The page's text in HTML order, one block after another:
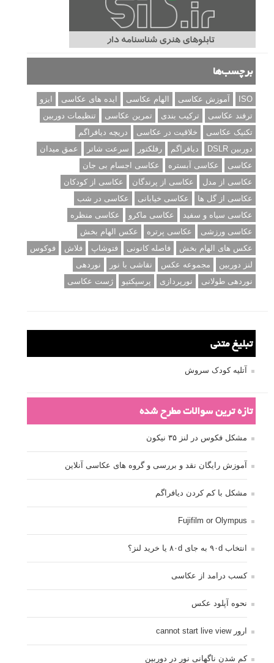
برچسب‌ها
ISO آموزش عکاسی الهام عکاسی ایده های عکاسی
ایزو
ترفند عکاسی
ترکیب بندی تمرین عکاسی
تنظیمات دوربین
تکنیک عکاسی
خلاقیت در عکاسی
دریچه دیافراگم
دوربین DSLR
دیافراگم رفلکتور سرعت شاتر
عمق میدان
عکاسی
عکاسی آبستره
عکاسی اجسام بی جان
عکاسی از مدل
عکاسی از پرندگان
عکاسی از کودکان
عکاسی از گل ها
عکاسی خیابانی
عکاسی در شب
عکاسی سیاه و سفید
عکاسی ماکرو
عکاسی منظره
عکاسی ورزشی
عکاسی پرتره
عکس الهام بخش
عکس های الهام بخش
فاصله کانونی فتوشاپ فلاش
فوکوس
لنز دوربین
مجموعه عکس نقاشی با نور
نوردهی
نوردهی طولانی
نورپردازی پرسپکتیو ژست عکاسی
تبلیغ متنی
آتلیه کودک سروش
تازه ترین سوالات مطرح شده
مشکل فکوس در لنز ۳۵ نیکون
آموزش رایگان نقد و بررسی و گروه های عکاسی آنلاین
مشکل با کم کردن دیافراگم
Fujifilm or Olympus
انتخاب ۹۰d به جای ۸۰d یا خرید لنز؟
کسب درامد از عکاسی
نحوه آپلود عکس
ارور cannot start live view
کم شدن ناگهانی نور در دوربین